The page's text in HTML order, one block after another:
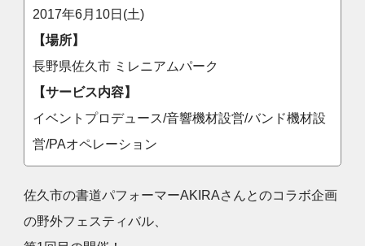
2017年6月10日(土)
【場所】
長野県佐久市 ミレニアムパーク
【サービス内容】
イベントプロデュース/音響機材設営/バンド機材設
営/PAオペレーション
佐久市の書道パフォーマーAKIRAさんとのコラボ企画
の野外フェスティバル、